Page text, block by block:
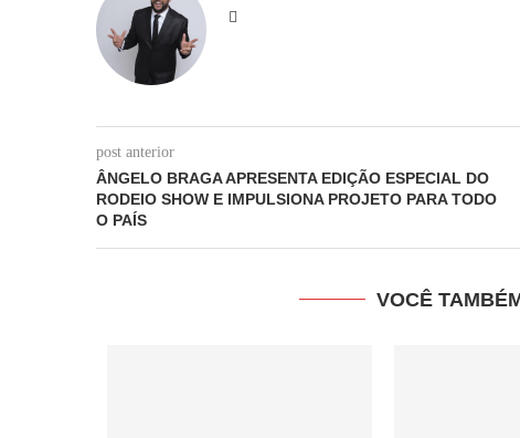
post anterior
ÂNGELO BRAGA APRESENTA EDIÇÃO ESPECIAL DO
RODEIO SHOW E IMPULSIONA PROJETO PARA TODO
O PAÍS
VOCÊ